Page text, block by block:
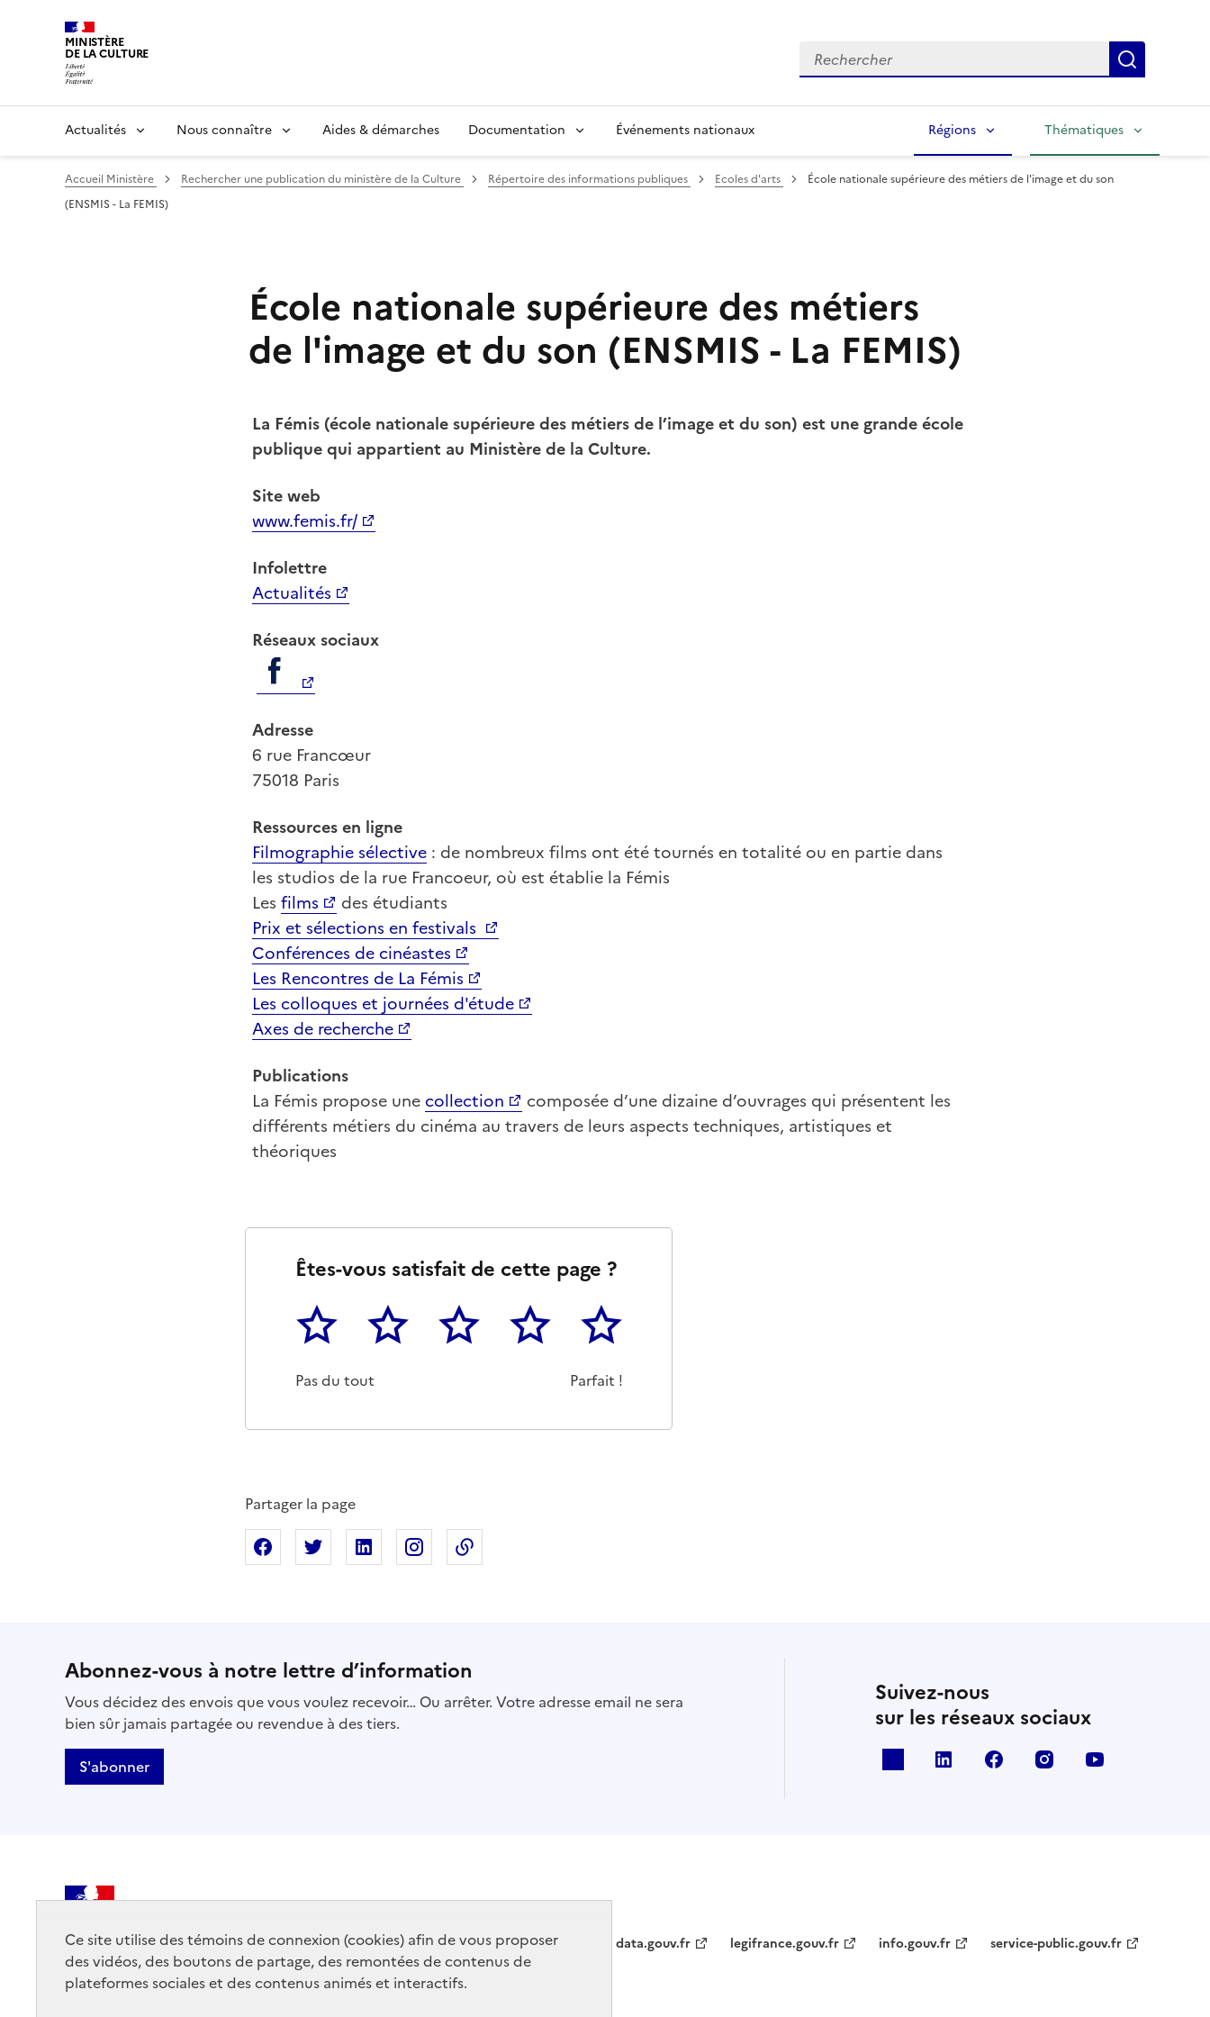
Ce site utilise des témoins de connexion (cookies) afin de vous proposer
des vidéos, des boutons de partage, des remontées de contenus de
plateformes sociales et des contenus animés et interactifs.
MINISTÈRE
DE LA CULTURE Rechercher
Actualités Nous connaître Aides & démarches Documentation Événements nationaux Régions Thématiques
Accueil Ministère Rechercher une publication du ministère de la Culture Répertoire des informations publiques Ecoles d'arts
École nationale supérieure des métiers de l'image et du son
(ENSMIS - La FEMIS)
École nationale supérieure des métiers
de l'image et du son (ENSMIS - La FEMIS)
La Fémis (école nationale supérieure des métiers de l’image et du son) est une grande école
publique qui appartient au Ministère de la Culture.
Site web
www.femis.fr/
Infolettre
Actualités
Réseaux sociaux
Adresse
6 rue Francœur
75018 Paris
Ressourcesen ligne
Filmographie sélective : de nombreux films ont été tournés en totalité ou en partie dans
les studios de la rue Francoeur, où est établie la Fémis
Les films
des étudiants
Prix et sélections en festivals
Conférences de cinéastes
Les Rencontres de La Fémis
Les colloques et journées d'étude
Axes de recherche
Publications
La Fémis propose unecollection
composée d’une dizaine d’ouvrages qui présentent les
différents métiers du cinéma au travers de leurs aspects techniques, artistiques et
théoriques
Êtes-vous satisfait de cette page ?
1
Pas du tout
2 3 4 5
Parfait !
Partager la page
Partager sur Facebook
Partager sur XPartager sur Linkedin
Partager sur Instagram
Abonnez-vous à notre lettre d’information
Vous décidez des envois que vous voulez recevoir… Ou arrêter. Votre adresse email ne sera
bien sûr jamais partagée ou revendue à des tiers.
S'abonner
Suivez-nous
sur les réseaux sociaux
linkedin facebook instagram
DE LA CULTURE data.gouv.fr legifrance.gouv.fr info.gouv.fr service-public.gouv.fr